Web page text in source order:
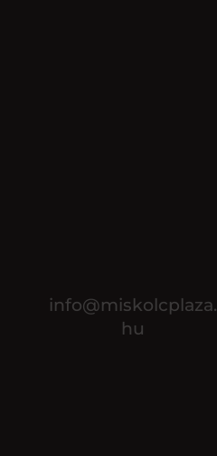
info@miskolcplaza.
hu